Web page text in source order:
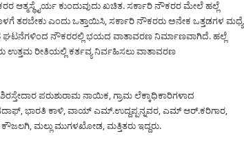
ಆತ್ಮಸ್ಥೈರ್ಯ ಕುಂದುವುದು ಖಚಿತ. ಸರ್ಕಾರಿ ನೌಕರರ ಮೇಲೆ ಹಲ್ಲೆ
ತರಬೇಕು ಎಂದು ಒತ್ತಾಯಿಸಿ, ಸರ್ಕಾರಿ ನೌಕರರು ಅನೇಕ ಒತ್ತಡಗಳ ಮಧ್ಯೆ
ಘಟನೆಗಳಿಂದ ನೌಕರರಲ್ಲಿ ಭಯದ ವಾತಾವರಣ ನಿರ್ಮಾಣವಾಗಿದೆ. ಹಲ್ಲೆ
ಉತ್ತಮ ರೀತಿಯಲ್ಲಿ ಕರ್ತವ್ಯ ನಿರ್ವಹಿಸಲು ವಾತಾವರಣ
ಪರುಶುರಾಮ ನಾಯಿಕ, ಗ್ರಾಮ ಲೆಕ್ಕಾಧಿಕಾರಿಗಳಾದ
ಭಾರತಿ ಕಾಳಿ, ವಾಯ್ ಎಮ್.ಉದ್ದಪ್ಪನ್ನವರ, ಎಮ್ ಆರ್.ಕರಿಗಾರ,
ಮಲ್ಲು ಮುಗಳಖೋಡ, ಮತ್ತಿತರು ಇದ್ದರು.